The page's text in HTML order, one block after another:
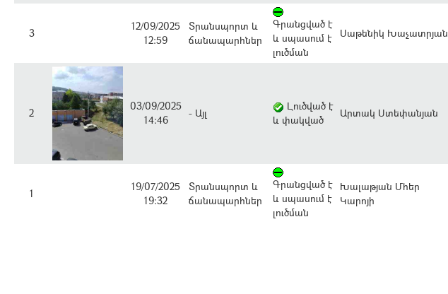
3
12/09/2025
12:59
Տրանսպորտ և
ճանապարհներ
Գրանցված է
և սպասում է
լուծման
Սաթենիկ Խաչատրյան
2
03/09/2025
14:46
- Այլ
Լուծված է
և փակված
Արտակ Ստեփանյան
1
19/07/2025
19:32
Տրանսպորտ և
ճանապարհներ
Գրանցված է
և սպասում է
լուծման
Խալաթյան Մհեր
Կարոյի